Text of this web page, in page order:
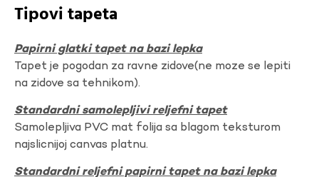
Tipovi tapeta
Papirni glatki tapet na bazi lepka
Tapet je pogodan za ravne zidove(ne moze se lepiti
na zidove sa tehnikom).
Standardni samolepljivi reljefni tapet
Samolepljiva PVC mat folija sa blagom teksturom
najslicnijoj canvas platnu.
Standardni reljefni papirni tapet na bazi lepka